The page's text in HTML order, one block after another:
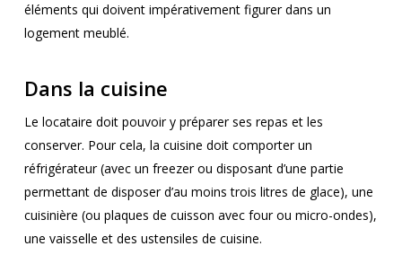
éléments qui doivent impérativement figurer dans un
logement meublé.
Dans la cuisine
Le locataire doit pouvoir y préparer ses repas et les
conserver. Pour cela, la cuisine doit comporter un
réfrigérateur (avec un freezer ou disposant d’une partie
permettant de disposer d’au moins trois litres de glace), une
cuisinière (ou plaques de cuisson avec four ou micro-ondes),
une vaisselle et des ustensiles de cuisine.